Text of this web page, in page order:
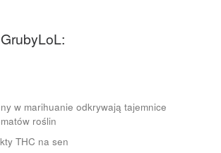
w marihuanie odkrywają tajemnice
roślin
THC na sen